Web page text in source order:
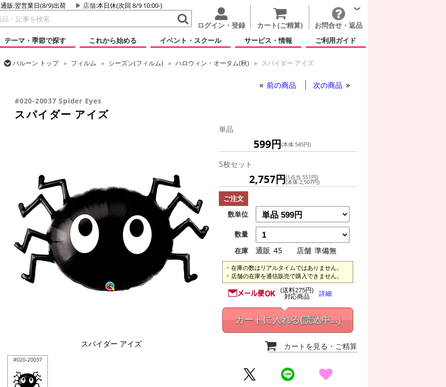
通販:翌営業日(8/9)出荷 店舗:本日休(次回 8/9 10:00-)
ログイン・登録 カート(ご精算)
お問合せ・返品
テーマ・季節で探す
これから始める イベント・スクール サービス・情報 ご利用ガイド
バルーン トップ フィルム シーズン(フィルム) ハロウィン・オータム(秋)
スパイダー アイズ
前の商品 次の商品
#020-20037 Spider Eyes
スパイダー アイズ
スパイダー アイズ
#020-20037
単品
599円(本体 545円)
5枚セット
2,757円(1点当 551円)
(本体 2,507円)
ご注文
数単位
数量
在庫
通販 45 店舗 準備無
在庫の数はリアルタイムではありません。
店舗の在庫を通信販売で購入できません。
(送料275円)
対応商品 詳細
カートに入れる(読込中...)
カートを見る ・ご精算